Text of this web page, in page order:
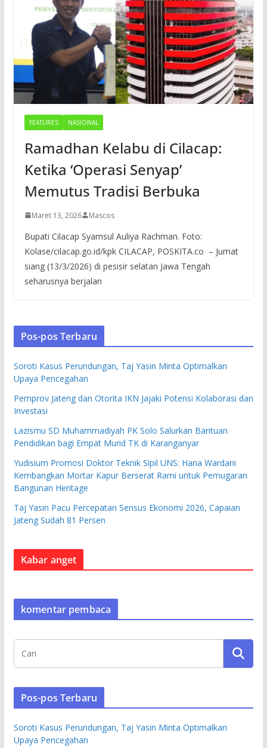
FEATURES NASIONAL
Ramadhan Kelabu di Cilacap:
Ketika ‘Operasi Senyap’
Memutus Tradisi Berbuka
Maret 13, 2026 Mascos
Bupati Cilacap Syamsul Auliya Rachman. Foto:
Kolase/cilacap.go.id/kpk CILACAP, POSKITA.co – Jumat
siang (13/3/2026) di pesisir selatan Jawa Tengah
seharusnya berjalan
Pos-pos Terbaru
Soroti Kasus Perundungan, Taj Yasin Minta Optimalkan
Upaya Pencegahan
Pemprov Jateng dan Otorita IKN Jajaki Potensi Kolaborasi dan
Investasi
Lazismu SD Muhammadiyah PK Solo Salurkan Bantuan
Pendidikan bagi Empat Murid TK di Karanganyar
Yudisium Promosi Doktor Teknik Sipil UNS: Hana Wardani
Kembangkan Mortar Kapur Berserat Rami untuk Pemugaran
Bangunan Heritage
Taj Yasin Pacu Percepatan Sensus Ekonomi 2026, Capaian
Jateng Sudah 81 Persen
Kabar anget
komentar pembaca
Pos-pos Terbaru
Soroti Kasus Perundungan, Taj Yasin Minta Optimalkan
Upaya Pencegahan